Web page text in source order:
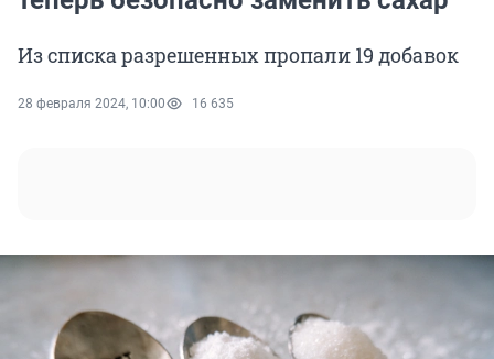
Из списка разрешенных пропали 19 добавок
28 февраля 2024, 10:00 16 635